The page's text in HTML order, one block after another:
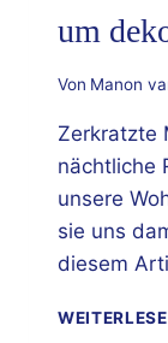
um
Von Manon
Zerkratzte
nächtliche
unsere
sie uns
diesem